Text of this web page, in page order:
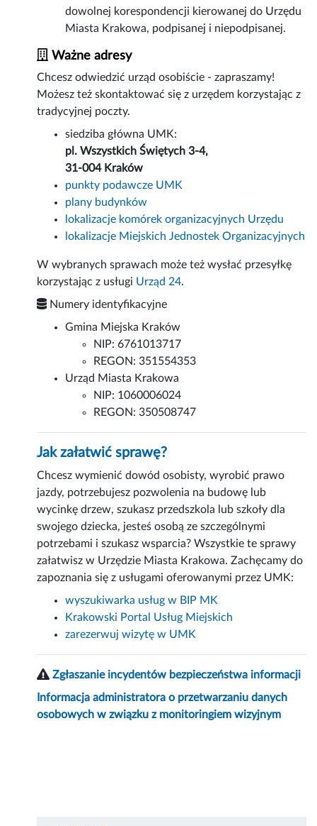
dowolnej korespondencji kierowanej do Urzędu
Miasta Krakowa, podpisanej i niepodpisanej.
Ważne adresy
Chcesz odwiedzić urząd osobiście - zapraszamy!
Możesz też skontaktować się z urzędem korzystając z
tradycyjnej poczty.
siedziba główna UMK:
pl. Wszystkich Świętych 3-4,
31-004 Kraków
punkty podawcze UMK
plany budynków
lokalizacje komórek organizacyjnych Urzędu
lokalizacje Miejskich Jednostek Organizacyjnych
W wybranych sprawach może też wysłać przesyłkę
korzystając z usługi Urząd 24.
Numery identyfikacyjne
Gmina Miejska Kraków
NIP: 6761013717
REGON: 351554353
Urząd Miasta Krakowa
NIP: 1060006024
REGON: 350508747
Jak załatwić sprawę?
Chcesz wymienić dowód osobisty, wyrobić prawo
jazdy, potrzebujesz pozwolenia na budowę lub
wycinkę drzew, szukasz przedszkola lub szkoły dla
swojego dziecka, jesteś osobą ze szczególnymi
potrzebami i szukasz wsparcia? Wszystkie te sprawy
załatwisz w Urzędzie Miasta Krakowa. Zachęcamy do
zapoznania się z usługami oferowanymi przez UMK:
wyszukiwarka usług w BIP MK
Krakowski Portal Usług Miejskich
zarezerwuj wizytę w UMK
Zgłaszanie incydentów bezpieczeństwa informacji
Informacja administratora o przetwarzaniu danych
osobowych w związku z monitoringiem wizyjnym